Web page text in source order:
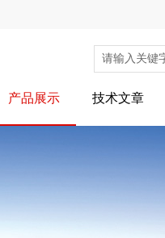
产品展示 技术文章